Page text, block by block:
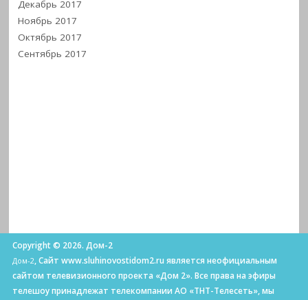
Декабрь 2017
Ноябрь 2017
Октябрь 2017
Сентябрь 2017
Copyright © 2026. Дом-2
Дом-2, Сайт www.sluhinovostidom2.ru является неофициальным
сайтом телевизионного проекта «Дом 2». Все права на эфиры
телешоу принадлежат телекомпании АО «ТНТ-Телесеть», мы